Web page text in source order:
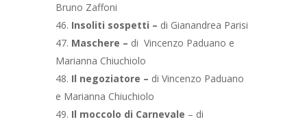
Bruno Zaffoni
Insoliti sospetti – di Gianandrea Parisi
Maschere – di Vincenzo Paduano e
Marianna Chiuchiolo
Il negoziatore – di Vincenzo Paduano
e Marianna Chiuchiolo
Il moccolo di Carnevale – di